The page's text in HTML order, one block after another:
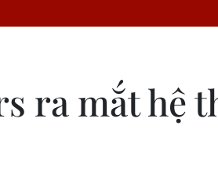
ra mắt hệ